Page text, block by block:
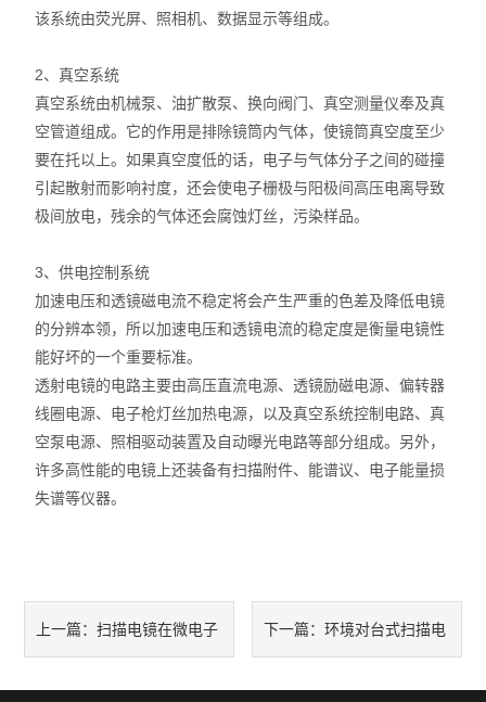
该系统由荧光屏、照相机、数据显示等组成。
2、真空系统
真空系统由机械泵、油扩散泵、换向阀门、真空测量仪奉及真
空管道组成。它的作用是排除镜筒内气体，使镜筒真空度至少
要在托以上。如果真空度低的话，电子与气体分子之间的碰撞
引起散射而影响衬度，还会使电子栅极与阳极间高压电离导致
极间放电，残余的气体还会腐蚀灯丝，污染样品。
3、供电控制系统
加速电压和透镜磁电流不稳定将会产生严重的色差及降低电镜
的分辨本领，所以加速电压和透镜电流的稳定度是衡量电镜性
能好坏的一个重要标准。
透射电镜的电路主要由高压直流电源、透镜励磁电源、偏转器
线圈电源、电子枪灯丝加热电源，以及真空系统控制电路、真
空泵电源、照相驱动装置及自动曝光电路等部分组成。另外，
许多高性能的电镜上还装备有扫描附件、能谱议、电子能量损
失谱等仪器。
上一篇：扫描电镜在微电子 下一篇： 环境对台式扫描电